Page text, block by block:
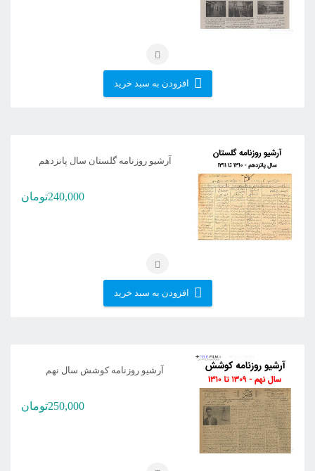
افزودن به سبد خرید
آرشیو روزنامه گلستان سال پانزدهم
240,000تومان
افزودن به سبد خرید
آرشیو روزنامه کوشش سال نهم
250,000تومان